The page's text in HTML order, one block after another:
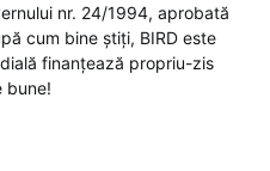
nr. 24/1994, aprobată
cum bine știți, BIRD este
finanțează propriu-zis
bune!